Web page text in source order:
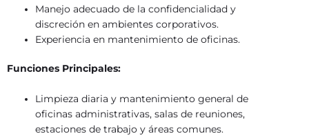
Manejo adecuado de la confidencialidad y
discreción en ambientes corporativos.
Experiencia en mantenimiento de oficinas.
Funciones Principales:
Limpieza diaria y mantenimiento general de
oficinas administrativas, salas de reuniones,
estaciones de trabajo y áreas comunes.